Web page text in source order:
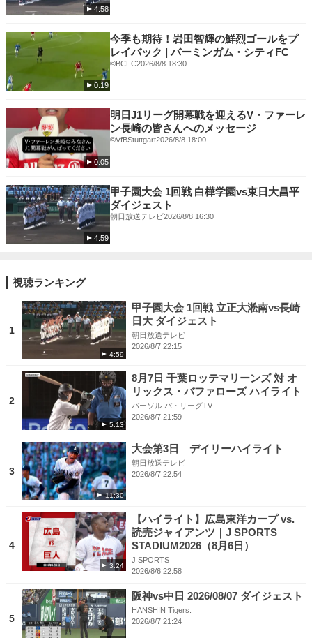
4:58
0:19
今季も期待！岩田智輝の鮮烈ゴールをプ
レイバック | バーミンガム・シティFC
©BCFC2026/8/8 18:30
0:05
明日J1リーグ開幕戦を迎えるV・ファーレ
ン長崎の皆さんへのメッセージ
©VfBStuttgart2026/8/8 18:00
4:59
甲子園大会 1回戦 白樺学園vs東日大昌平
ダイジェスト
朝日放送テレビ2026/8/8 16:30
視聴ランキング
1
4:59
甲子園大会 1回戦 立正大淞南vs長崎
日大 ダイジェスト
朝日放送テレビ
2026/8/7 22:15
2
5:13
8月7日 千葉ロッテマリーンズ 対 オ
リックス・バファローズ ハイライト
パーソル パ・リーグTV
2026/8/7 21:59
3
11:30
大会第3日 デイリーハイライト
朝日放送テレビ
2026/8/7 22:54
4
3:24
【ハイライト】広島東洋カープ vs.
読売ジャイアンツ｜J SPORTS
STADIUM2026（8月6日）
J SPORTS
2026/8/6 22:58
5
阪神vs中日 2026/08/07 ダイジェスト
HANSHIN Tigers.
2026/8/7 21:24